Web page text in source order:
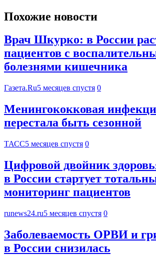
Похожие новости
Врач Шкурко: в России
пациентов с
болезнями кишечника
Газета.Ru5 месяцев спустя 0
Менингококковая
перестала быть сезонной
ТАСС5 месяцев спустя 0
Цифровой двойник
в России стартует
мониторинг пациентов
runews24.ru5 месяцев спустя 0
Заболеваемость ОРВИ и
в России снизилась